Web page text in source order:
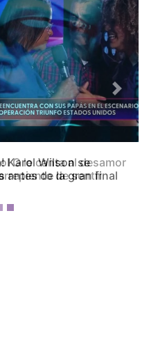
G le canta al desamor
de sentir
Next